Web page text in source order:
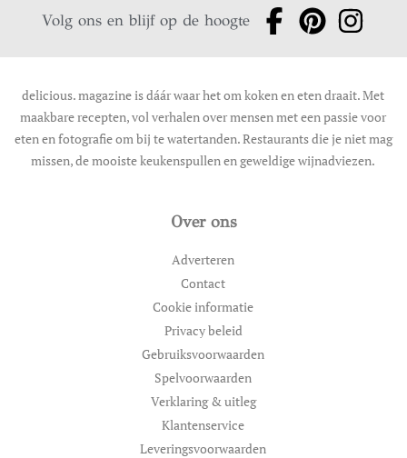
Volg ons en blijf op de hoogte
delicious. magazine is dáár waar het om koken en eten draait. Met
maakbare recepten, vol verhalen over mensen met een passie voor
eten en fotografie om bij te watertanden. Restaurants die je niet mag
missen, de mooiste keukenspullen en geweldige wijnadviezen.
Over ons
Adverteren
Contact
Cookie informatie
Privacy beleid
Gebruiksvoorwaarden
Spelvoorwaarden
Verklaring & uitleg
Klantenservice
Leveringsvoorwaarden